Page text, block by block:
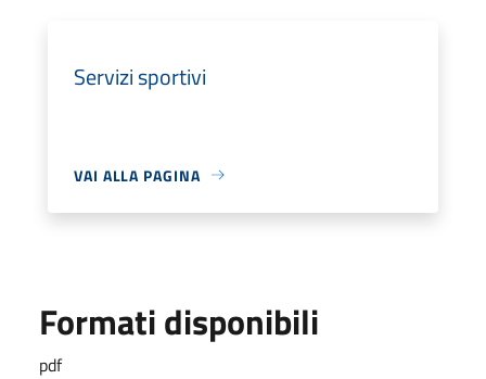
Servizi sportivi
VAI ALLA PAGINA
Formati disponibili
pdf